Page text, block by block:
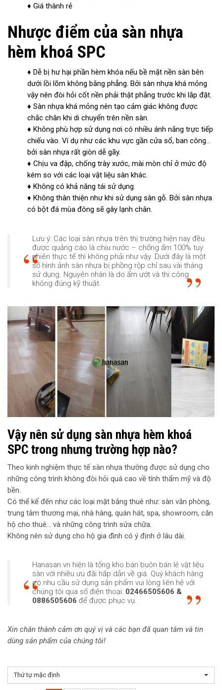
♦ Giá thành rẻ
Nhược điểm của sàn nhựa
hèm khoá SPC
♦ Dễ bị hư hại phần hèm khóa nếu bề mặt nền sàn bên
dưới lồi lõm không bằng phẳng. Bởi sàn nhựa khá mỏng
vậy nên đòi hỏi cốt nền phải thật phẳng trước khi lắp đặt.
♦ Sàn nhựa khá mỏng nên tạo cảm giác không được
chắc chân khi di chuyển trên nền sàn.
♦ Không phù hợp sử dụng nơi có nhiều ánh nắng trực tiếp
chiếu vào. Ví dụ như các khu vực gần cửa sổ, ban công…
bởi sàn nhựa rất giòn dễ gãy.
♦ Chịu va đập, chống trày xước, mài mòn chỉ ở mức độ
kém so với các loại vật liệu sàn khác.
♦ Không có khả năng tái sử dụng.
♦ Không thân thiện như khi sử dụng sàn gỗ. Bởi sàn nhựa
có bột đá mùa đông sẽ gây lạnh chân.
Lưu ý: Các loại sàn nhựa trên thị trường hiện nay đều
được quảng cáo là chịu nước – chống ẩm 100% tuy
nhiên thực tế thì không phải như vậy. Dưới đây là một
số hình ảnh sàn nhựa bị phồng rộp chỉ sau vài tháng
sử dụng. Nguyên nhân là do ẩm ướt và thi công
không đúng kỹ thuật.
Vậy nên sử dụng sàn nhựa hèm khoá
SPC trong nhưng trường hợp nào?
Theo kinh nghiệm thực tế sàn nhựa thường được sử dụng cho
những công trình không đòi hỏi quá cao về tính thẩm mỹ và độ
bền.
Có thể kể đến như các loại mặt bằng thuê như: sàn văn phòng,
trung tâm thương mại, nhà hàng, quán hát, spa, showroom, căn
hộ cho thuê… và những công trình sửa chữa.
Không nên sử dụng cho hộ gia đình có ý định ở lâu dài.
Hanasan.vn hiện là tổng kho bán buôn bán lẻ vật liệu
sàn với nhiều ưu đãi hấp dẫn về giá. Quý khách hàng
có nhu cầu sử dụng sản phẩm vui lòng liên hệ với
chúng tôi qua số điện thoại: 02466505606 &
0886505606 để được phục vụ.
Xin chân thành cảm ơn quý vị và các bạn đã quan tâm và tin
dùng sản phẩm của chúng tôi!
Thứ tự mặc định